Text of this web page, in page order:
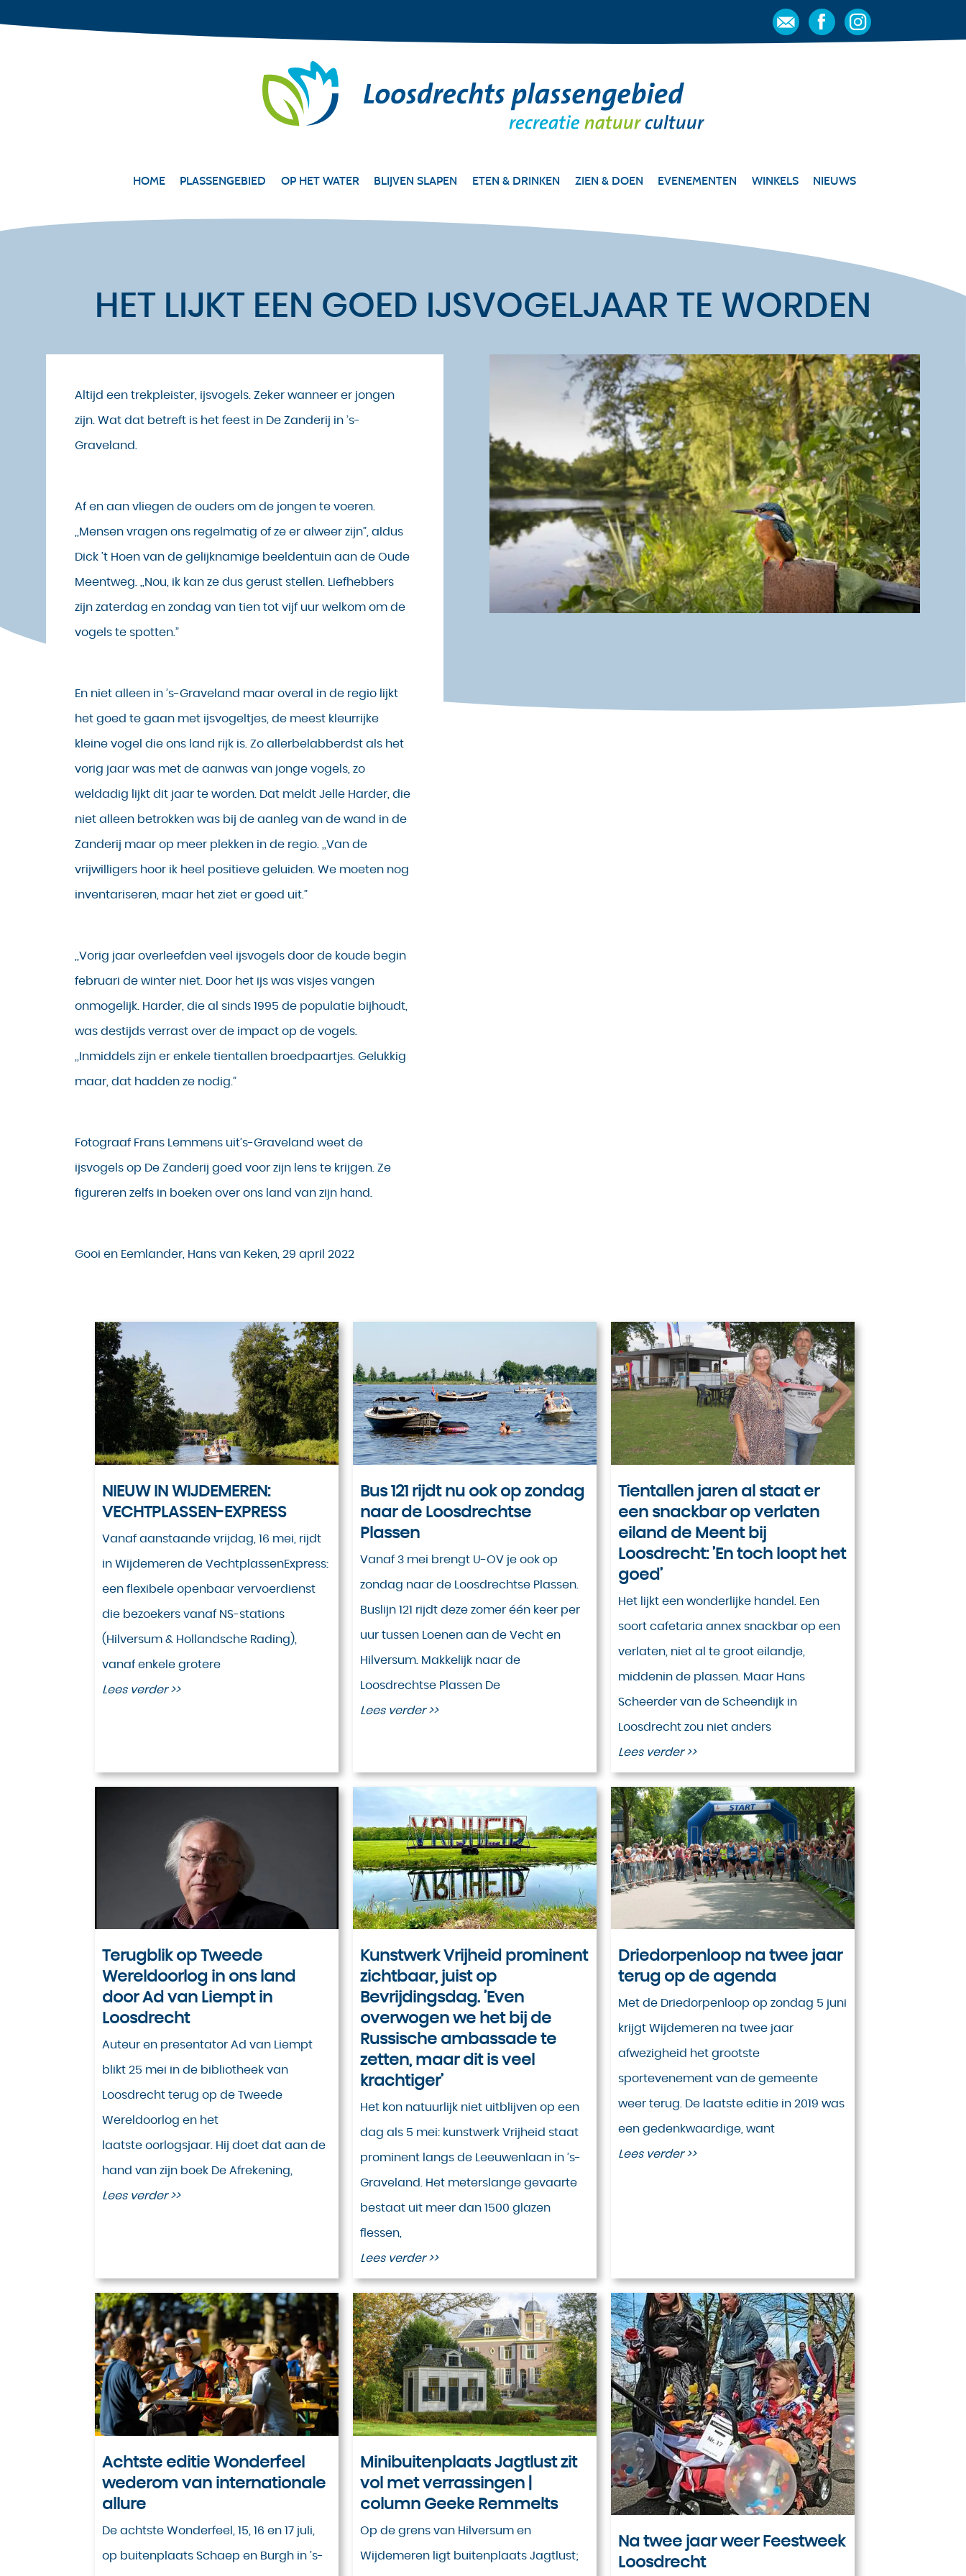
HOME PLASSENGEBIED OP HET WATER BLIJVEN SLAPEN ETEN & DRINKEN ZIEN & DOEN EVENEMENTEN WINKELS NIEUWS
HET LIJKT EEN GOED IJSVOGELJAAR TE WORDEN
Altijd een trekpleister, ijsvogels. Zeker wanneer er jongen
zijn. Wat dat betreft is het feest in De Zanderij in ’s-
Graveland.
Af en aan vliegen de ouders om de jongen te voeren.
,,Mensen vragen ons regelmatig of ze er alweer zijn”, aldus
Dick ’t Hoen van de gelijknamige beeldentuin aan de Oude
Meentweg. ,,Nou, ik kan ze dus gerust stellen. Liefhebbers
zijn zaterdag en zondag van tien tot vijf uur welkom om de
vogels te spotten.”
En niet alleen in ’s-Graveland maar overal in de regio lijkt
het goed te gaan met ijsvogeltjes, de meest kleurrijke
kleine vogel die ons land rijk is. Zo allerbelabberdst als het
vorig jaar was met de aanwas van jonge vogels, zo
weldadig lijkt dit jaar te worden. Dat meldt Jelle Harder, die
niet alleen betrokken was bij de aanleg van de wand in de
Zanderij maar op meer plekken in de regio. ,,Van de
vrijwilligers hoor ik heel positieve geluiden. We moeten nog
inventariseren, maar het ziet er goed uit.”
,,Vorig jaar overleefden veel ijsvogels door de koude begin
februari de winter niet. Door het ijs was visjes vangen
onmogelijk. Harder, die al sinds 1995 de populatie bijhoudt,
was destijds verrast over de impact op de vogels.
,,Inmiddels zijn er enkele tientallen broedpaartjes. Gelukkig
maar, dat hadden ze nodig.”
Fotograaf Frans Lemmens uit’s-Graveland weet de
ijsvogels op De Zanderij goed voor zijn lens te krijgen. Ze
figureren zelfs in boeken over ons land van zijn hand.
Gooi en Eemlander, Hans van Keken, 29 april 2022
NIEUW IN WIJDEMEREN:
VECHTPLASSEN-EXPRESS
Vanaf aanstaande vrijdag, 16 mei, rijdt
in Wijdemeren de VechtplassenExpress:
een flexibele openbaar vervoerdienst
die bezoekers vanaf NS-stations
(Hilversum & Hollandsche Rading),
vanaf enkele grotere
Lees verder >>
Bus 121 rijdt nu ook op zondag
naar de Loosdrechtse
Plassen
Vanaf 3 mei brengt U-OV je ook op
zondag naar de Loosdrechtse Plassen.
Buslijn 121 rijdt deze zomer één keer per
uur tussen Loenen aan de Vecht en
Hilversum. Makkelijk naar de
Loosdrechtse Plassen De
Lees verder >>
Tientallen jaren al staat er
een snackbar op verlaten
eiland de Meent bij
Loosdrecht: ’En toch loopt het
goed’
Het lijkt een wonderlijke handel. Een
soort cafetaria annex snackbar op een
verlaten, niet al te groot eilandje,
middenin de plassen. Maar Hans
Scheerder van de Scheendijk in
Loosdrecht zou niet anders
Lees verder >>
Terugblik op Tweede
Wereldoorlog in ons land
door Ad van Liempt in
Loosdrecht
Auteur en presentator Ad van Liempt
blikt 25 mei in de bibliotheek van
Loosdrecht terug op de Tweede
Wereldoorlog en het
laatste oorlogsjaar. Hij doet dat aan de
hand van zijn boek De Afrekening,
Lees verder >>
Kunstwerk Vrijheid prominent
zichtbaar, juist op
Bevrijdingsdag. ’Even
overwogen we het bij de
Russische ambassade te
zetten, maar dit is veel
krachtiger’
Het kon natuurlijk niet uitblijven op een
dag als 5 mei: kunstwerk Vrijheid staat
prominent langs de Leeuwenlaan in ’s-
Graveland. Het meterslange gevaarte
bestaat uit meer dan 1500 glazen
flessen,
Lees verder >>
Driedorpenloop na twee jaar
terug op de agenda
Met de Driedorpenloop op zondag 5 juni
krijgt Wijdemeren na twee jaar
afwezigheid het grootste
sportevenement van de gemeente
weer terug. De laatste editie in 2019 was
een gedenkwaardige, want
Lees verder >>
Achtste editie Wonderfeel
wederom van internationale
allure
De achtste Wonderfeel, 15, 16 en 17 juli,
op buitenplaats Schaep en Burgh in ’s-
Minibuitenplaats Jagtlust zit
vol met verrassingen |
column Geeke Remmelts
Op de grens van Hilversum en
Wijdemeren ligt buitenplaats Jagtlust;
Na twee jaar weer Feestweek
Loosdrecht